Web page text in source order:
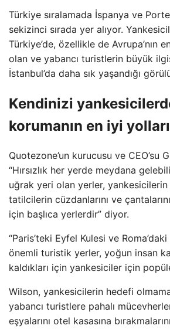
Türkiye sıralamada İspanya ve
sekizinci sırada yer alıyor.
Türkiye’de, özellikle de Avrupa’nın
olan ve yabancı turistlerin büyük
İstanbul’da daha sık yaşandığı
Kendinizi
korumanın en iyi
Quotezone’un kurucusu ve CEO’su
“Hırsızlık her yerde meydana
uğrak yeri olan yerler, yankesicilerin
tatilcilerin cüzdanlarını ve
için başlıca yerlerdir” diyor.
“Paris’teki Eyfel Kulesi ve
önemli turistik yerler, yoğun insan
kaldıkları için yankesiciler için
Wilson, yankesicilerin hedefi
yabancı turistlere pahalı
eşyalarını otel kasasına